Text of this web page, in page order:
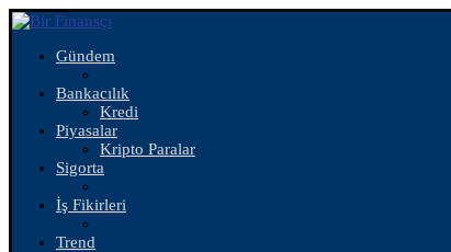
Gündem
Bankacılık
Kredi
Piyasalar
Kripto Paralar
Sigorta
İş Fikirleri
Trend